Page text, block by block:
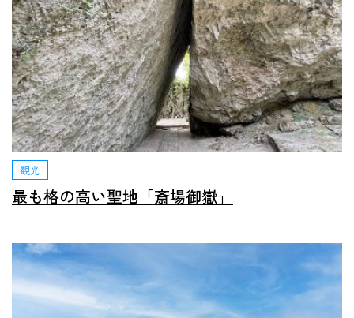
観光
最も格の高い聖地「斎場御嶽」